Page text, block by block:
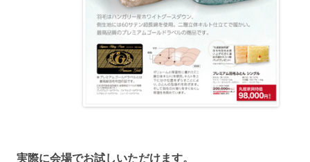
実際に会場でお試しいただけます。